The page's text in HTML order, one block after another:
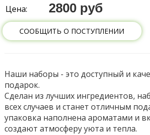
Цена: 2800 руб
СООБЩИТЬ О ПОСТУПЛЕНИИ
Наши наборы - это доступный и
подарок.
Сделан из лучших ингредиентов,
всех случаев и станет отличным
упаковка наполнена ароматами и
создают атмосферу уюта и тепла.